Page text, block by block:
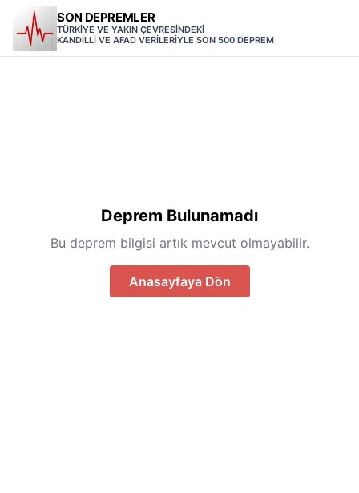
SON DEPREMLER
TÜRKİYE VE YAKIN ÇEVRESİNDEKİ
KANDİLLİ VE AFAD VERİLERİYLE SON 500 DEPREM
Deprem Bulunamadı
Bu deprem bilgisi artık mevcut olmayabilir.
Anasayfaya Dön